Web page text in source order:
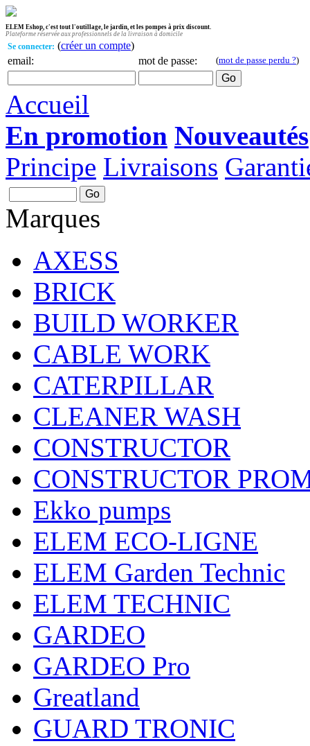
ELEM Eshop, c'est tout l'outillage, le jardin, et les pompes à prix discount.
Plateforme réservée aux professionnels de la livraison à domicile
Se connecter: (créer un compte)
email:
mot de passe: (mot de passe perdu ?)
Accueil
En promotion Nouveautés
Principe Livraisons
Marques
AXESS
BRICK
BUILD WORKER
CABLE WORK
CATERPILLAR
CLEANER WASH
CONSTRUCTOR
CONSTRUCTOR
Ekko pumps
ELEM ECO-LIGNE
ELEM Garden Technic
ELEM TECHNIC
GARDEO
GARDEO Pro
Greatland
GUARD TRONIC